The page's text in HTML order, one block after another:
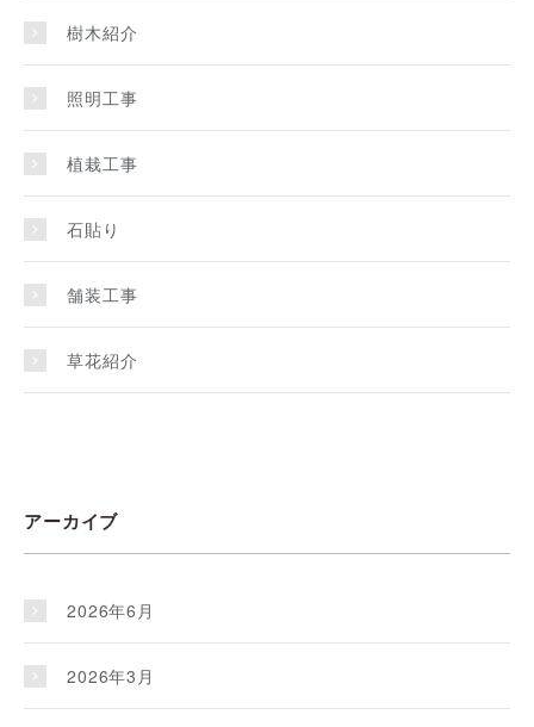
樹木紹介
照明工事
植栽工事
石貼り
舗装工事
草花紹介
アーカイブ
2026年6月
2026年3月